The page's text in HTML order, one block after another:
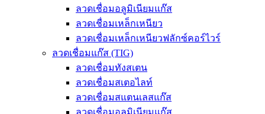
ลวดเชื่อมอลูมิเนียมแก๊ส
ลวดเชื่อมเหล็กเหนียว
ลวดเชื่อมเหล็กเหนียวฟลักซ์คอร์ไวร์
ลวดเชื่อมแก๊ส (TIG)
ลวดเชื่อมทังสเตน
ลวดเชื่อมสเตอไลท์
ลวดเชื่อมสแตนเลสแก๊ส